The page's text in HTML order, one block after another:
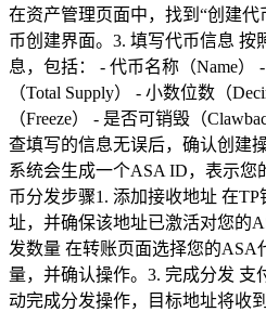
在资产管理页面中，找到“创建
币创建界面。3. 填写代币信息 按
息，包括： - 代币名称（Name）
（Total Supply） - 小数位数（
（Freeze） - 是否可销毁（
查填写的信息无误后，确认创建
系统会生成一个ASA ID，表示您
币分发步骤1. 添加接收地址 在
址，并确保该地址已激活对您的
发数量 在转账页面选择您的ASA
量，并确认操作。3. 完成分发 支
动完成分发操作，目标地址将收